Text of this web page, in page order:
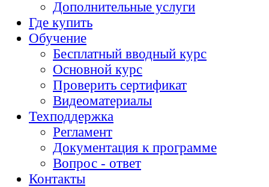
Дополнительные услуги
Где купить
Обучение
Бесплатный вводный курс
Основной курс
Проверить сертификат
Видеоматериалы
Техподдержка
Регламент
Документация к программе
Вопрос - ответ
Контакты